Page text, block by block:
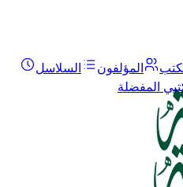
المؤلفون
السلاسل
المفضلة